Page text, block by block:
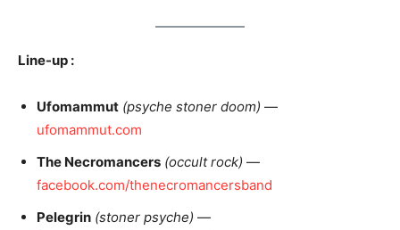
Line-up :
Ufomammut (psyche stoner doom) —
ufomammut.com
The Necromancers (occult rock) —
facebook.com/thenecromancersband
Pelegrin (stoner psyche) —